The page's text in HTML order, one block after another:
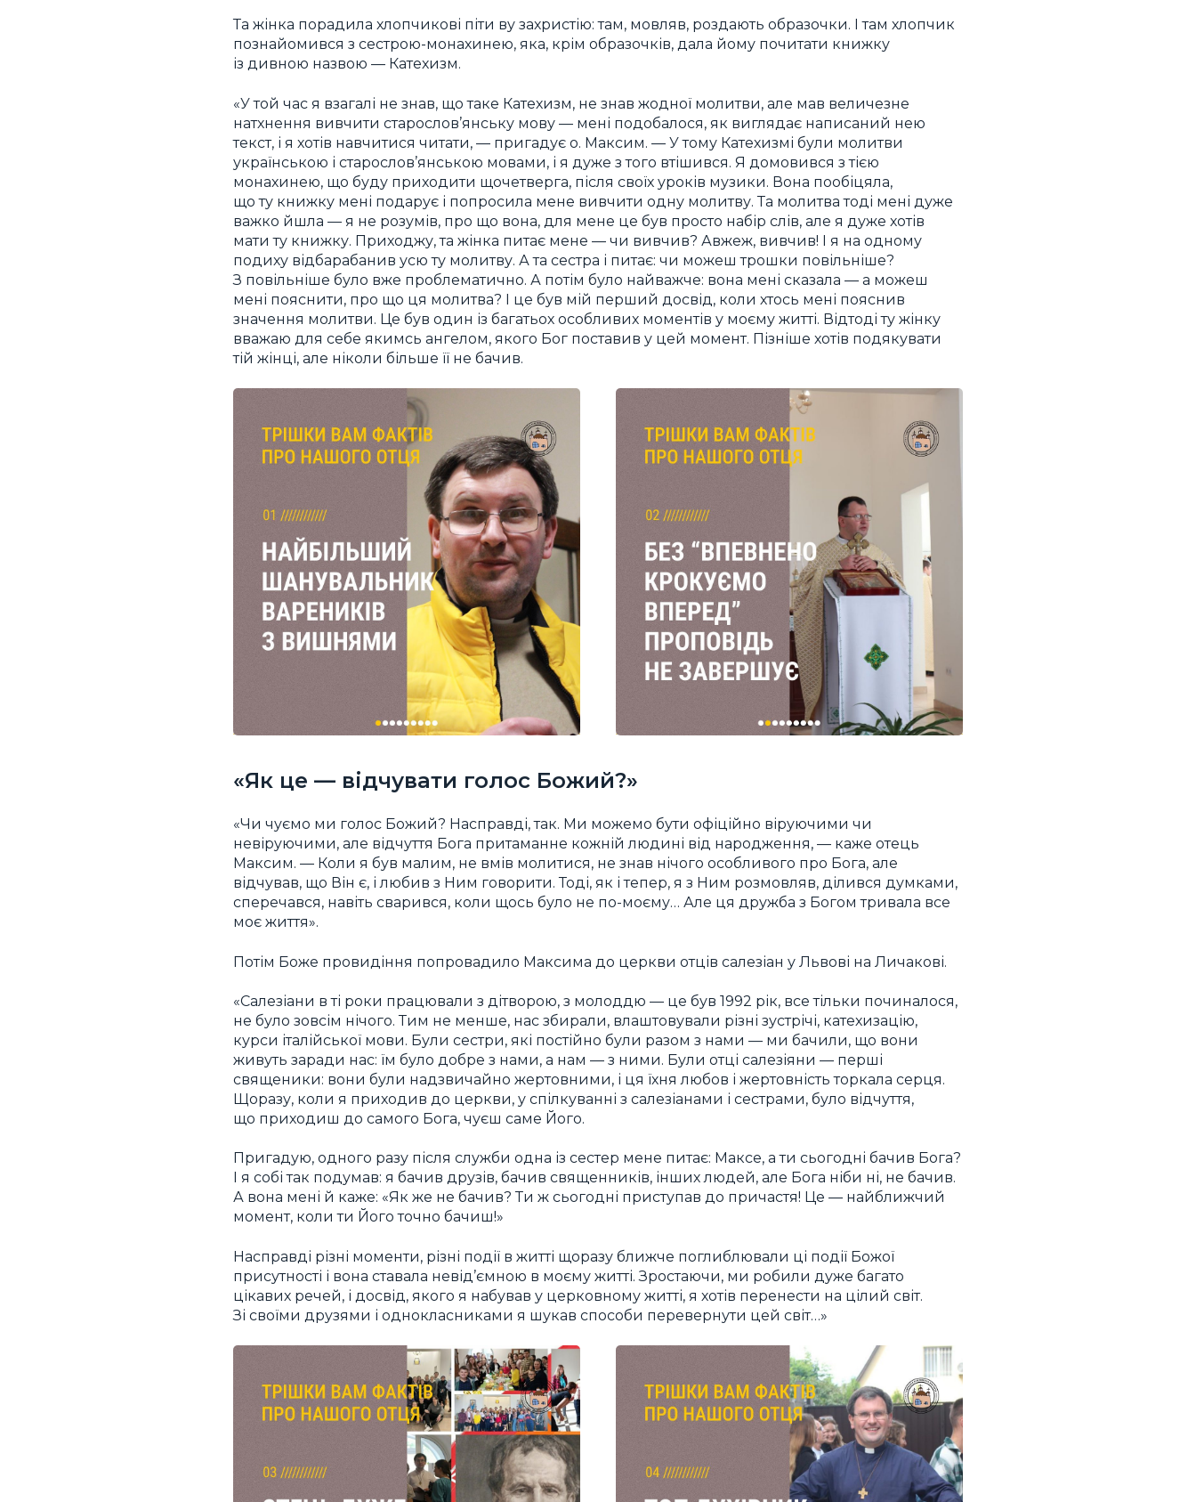
Та жінка порадила хлопчикові піти ву захристію: там, мовляв, роздають образочки. І там хлопчик
познайомився з сестрою-монахинею, яка, крім образочків, дала йому почитати книжку
із дивною назвою — Катехизм.
«У той час я взагалі не знав, що таке Катехизм, не знав жодної молитви, але мав величезне
натхнення вивчити старослов’янську мову — мені подобалося, як виглядає написаний нею
текст, і я хотів навчитися читати, — пригадує о. Максим. — У тому Катехизмі були молитви
українською і старослов’янською мовами, і я дуже з того втішився. Я домовився з тією
монахинею, що буду приходити щочетверга, після своїх уроків музики. Вона пообіцяла,
що ту книжку мені подарує і попросила мене вивчити одну молитву. Та молитва тоді мені дуже
важко йшла — я не розумів, про що вона, для мене це був просто набір слів, але я дуже хотів
мати ту книжку. Приходжу, та жінка питає мене — чи вивчив? Авжеж, вивчив! І я на одному
подиху відбарабанив усю ту молитву. А та сестра і питає: чи можеш трошки повільніше?
З повільніше було вже проблематично. А потім було найважче: вона мені сказала — а можеш
мені пояснити, про що ця молитва? І це був мій перший досвід, коли хтось мені пояснив
значення молитви. Це був один із багатьох особливих моментів у моєму житті. Відтоді ту жінку
вважаю для себе якимсь ангелом, якого Бог поставив у цей момент. Пізніше хотів подякувати
тій жінці, але ніколи більше її не бачив.
«Як це — відчувати голос Божий?»
«Чи чуємо ми голос Божий? Насправді, так. Ми можемо бути офіційно віруючими чи
невіруючими, але відчуття Бога притаманне кожній людині від народження, — каже отець
Максим. — Коли я був малим, не вмів молитися, не знав нічого особливого про Бога, але
відчував, що Він є, і любив з Ним говорити. Тоді, як і тепер, я з Ним розмовляв, ділився думками,
сперечався, навіть сварився, коли щось було не по-моєму… Але ця дружба з Богом тривала все
моє життя».
Потім Боже провидіння попровадило Максима до церкви отців салезіан у Львові на Личакові.
«Салезіани в ті роки працювали з дітворою, з молоддю — це був 1992 рік, все тільки починалося,
не було зовсім нічого. Тим не менше, нас збирали, влаштовували різні зустрічі, катехизацію,
курси італійської мови. Були сестри, які постійно були разом з нами — ми бачили, що вони
живуть заради нас: їм було добре з нами, а нам — з ними. Були отці салезіяни — перші
священики: вони були надзвичайно жертовними, і ця їхня любов і жертовність торкала серця.
Щоразу, коли я приходив до церкви, у спілкуванні з салезіанами і сестрами, було відчуття,
що приходиш до самого Бога, чуєш саме Його.
Пригадую, одного разу після служби одна із сестер мене питає: Максе, а ти сьогодні бачив Бога?
І я собі так подумав: я бачив друзів, бачив священників, інших людей, але Бога ніби ні, не бачив.
А вона мені й каже: «Як же не бачив? Ти ж сьогодні приступав до причастя! Це — найближчий
момент, коли ти Його точно бачиш!»
Насправді різні моменти, різні події в житті щоразу ближче поглиблювали ці події Божої
присутності і вона ставала невід’ємною в моєму житті. Зростаючи, ми робили дуже багато
цікавих речей, і досвід, якого я набував у церковному житті, я хотів перенести на цілий світ.
Зі своїми друзями і однокласниками я шукав способи перевернути цей світ…»